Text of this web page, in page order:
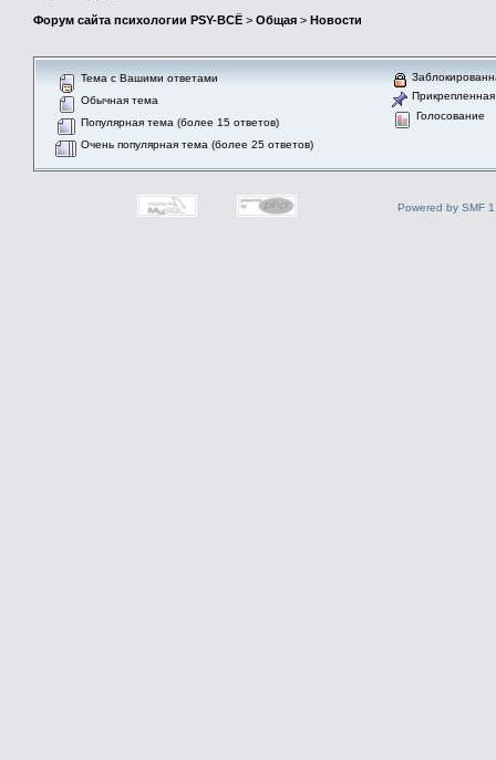
Форум сайта психологии PSY-ВСЁ > Общая > Новости
Тема с Вашими ответами
Обычная тема
Популярная тема (более 15 ответов)
Очень популярная тема (более 25 ответов)
Голосование
Powered by SMF